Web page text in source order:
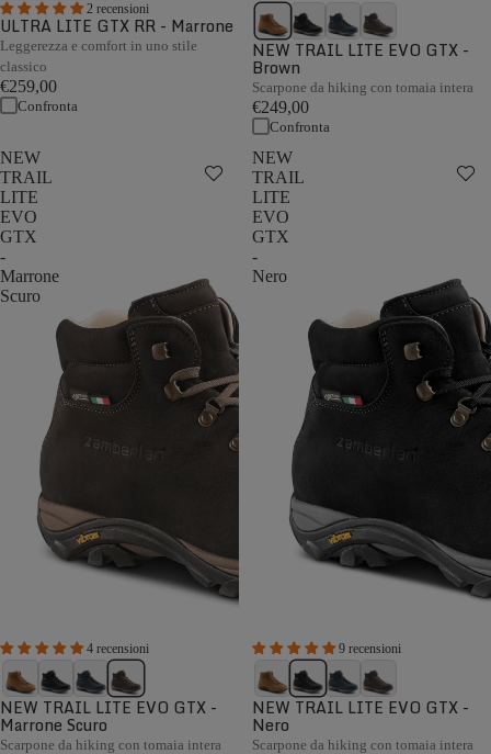
2 recensioni
ULTRA LITE GTX RR - Marrone
Leggerezza e comfort in uno stile
classico
€259,00
Confronta
NEW TRAIL LITE EVO GTX -
Brown
Scarpone da hiking con tomaia intera
€249,00
Confronta
NEW
TRAIL
LITE
EVO
GTX
-
Marrone
Scuro
4 recensioni
NEW TRAIL LITE EVO GTX -
Marrone Scuro
Scarpone da hiking con tomaia intera
NEW
TRAIL
LITE
EVO
GTX
-
Nero
9 recensioni
NEW TRAIL LITE EVO GTX -
Nero
Scarpone da hiking con tomaia intera